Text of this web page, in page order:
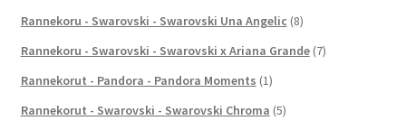
Rannekoru - Swarovski - Swarovski Una Angelic (8)
Rannekoru - Swarovski - Swarovski x Ariana Grande (7)
Rannekorut - Pandora - Pandora Moments (1)
Rannekorut - Swarovski - Swarovski Chroma (5)